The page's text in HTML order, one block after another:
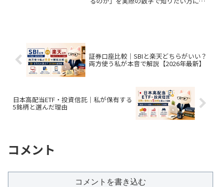
証券口座比較｜SBIと楽天どちらがいい？
両方使う私が本音で解説【2026年最新】
日本高配当ETF・投資信託｜私が保有する
5銘柄と選んだ理由
コメント
コメントを書き込む